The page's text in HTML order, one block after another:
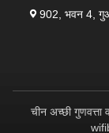
902, भवन 4,
चीन अच्छी